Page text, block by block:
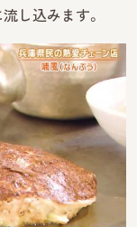
し込みます。